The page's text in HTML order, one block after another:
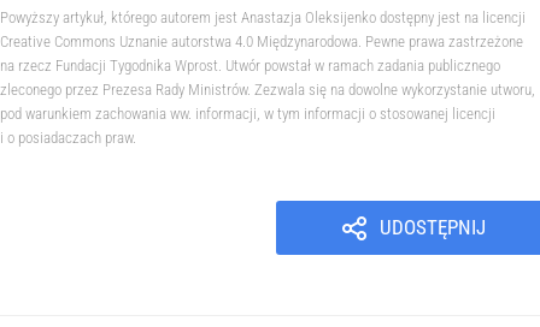
Powyższy artykuł, którego autorem jest Anastazja Oleksijenko dostępny jest na licencji
Creative Commons Uznanie autorstwa 4.0 Międzynarodowa. Pewne prawa zastrzeżone
na rzecz Fundacji Tygodnika Wprost. Utwór powstał w ramach zadania publicznego
zleconego przez Prezesa Rady Ministrów. Zezwala się na dowolne wykorzystanie utworu,
pod warunkiem zachowania ww. informacji, w tym informacji o stosowanej licencji
i o posiadaczach praw.
UDOSTĘPNIJ